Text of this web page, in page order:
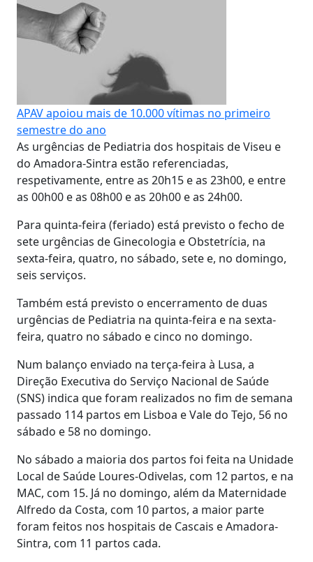
APAV apoiou mais de 10.000 vítimas no primeiro
semestre do ano
As urgências de Pediatria dos hospitais de Viseu e
do Amadora-Sintra estão referenciadas,
respetivamente, entre as 20h15 e as 23h00, e entre
as 00h00 e as 08h00 e as 20h00 e as 24h00.
Para quinta-feira (feriado) está previsto o fecho de
sete urgências de Ginecologia e Obstetrícia, na
sexta-feira, quatro, no sábado, sete e, no domingo,
seis serviços.
Também está previsto o encerramento de duas
urgências de Pediatria na quinta-feira e na sexta-
feira, quatro no sábado e cinco no domingo.
Num balanço enviado na terça-feira à Lusa, a
Direção Executiva do Serviço Nacional de Saúde
(SNS) indica que foram realizados no fim de semana
passado 114 partos em Lisboa e Vale do Tejo, 56 no
sábado e 58 no domingo.
No sábado a maioria dos partos foi feita na Unidade
Local de Saúde Loures-Odivelas, com 12 partos, e na
MAC, com 15. Já no domingo, além da Maternidade
Alfredo da Costa, com 10 partos, a maior parte
foram feitos nos hospitais de Cascais e Amadora-
Sintra, com 11 partos cada.